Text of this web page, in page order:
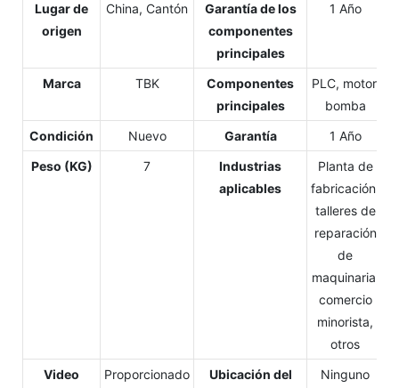
Lugar de
origen
China, Cantón
Garantía de los
componentes
principales
1 Año
Marca TBK
Componentes
principales
PLC, motor,
bomba
Condición
Nuevo Garantía
1 Año
Peso (KG)
7
Industrias
aplicables
Planta de
fabricación,
talleres de
reparación
de
maquinaria,
comercio
minorista,
otros
Video
Proporcionado
Ubicación del
Ninguno